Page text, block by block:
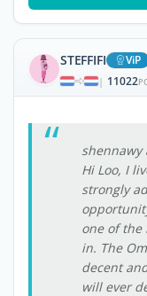
STEFFIFI ViP
| 11022
shennawy
Hi Loo, I
strongly
one of the
in. The
decent
will ever